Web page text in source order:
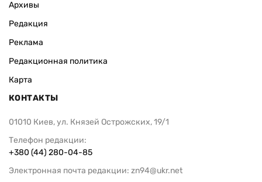
Архивы
Редакция
Реклама
Редакционная политика
Карта
КОНТАКТЫ
01010 Киев, ул. Князей Острожских, 19/1
Телефон редакции:
+380 (44) 280-04-85
Электронная почта редакции: zn94@ukr.net